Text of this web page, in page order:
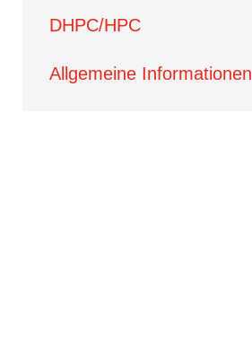
DHPC/HPC
Allgemeine Informationen